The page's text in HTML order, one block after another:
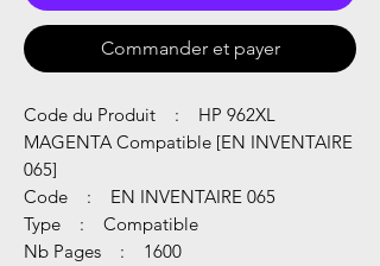
Commander et payer
Code du Produit : HP 962XL
MAGENTA Compatible [EN INVENTAIRE
065]
Code : EN INVENTAIRE 065
Type : Compatible
Nb Pages : 1600